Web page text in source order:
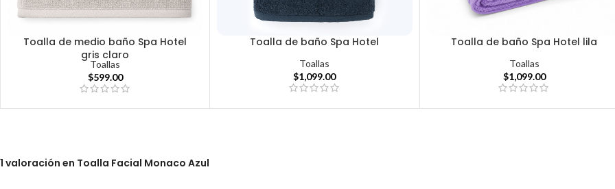
Toalla de medio baño Spa Hotel
gris claro
Toallas
$599.00
Toalla de baño Spa Hotel
Toallas
$1,099.00
Toalla de baño Spa Hotel lila
Toallas
$1,099.00
1 valoración en Toalla Facial Monaco Azul